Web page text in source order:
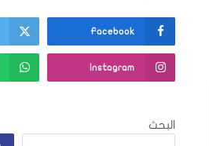
Facebook
Instagram
البحث